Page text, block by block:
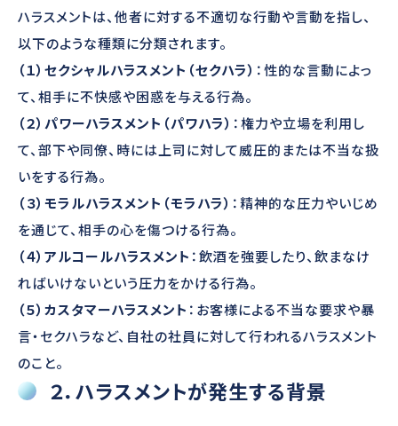
ハラスメントは、他者に対する不適切な行動や言動を指し、
以下のような種類に分類されます。
（１）セクシャルハラスメント（セクハラ） ：性的な言動によっ
て、相手に不快感や困惑を与える行為。
（２）パワーハラスメント（パワハラ） ：権力や立場を利用し
て、部下や同僚、時には上司に対して威圧的または不当な扱
いをする行為。
（３）モラルハラスメント（モラハラ） ：精神的な圧力やいじめ
を通じて、相手の心を傷つける行為。
（４）アルコールハラスメント ：飲酒を強要したり、飲まなけ
ればいけないという圧力をかける行為。
（５）カスタマーハラスメント ：お客様による不当な要求や暴
言・セクハラなど、自社の社員に対して行われるハラスメント
のこと。
２．ハラスメントが発生する背景